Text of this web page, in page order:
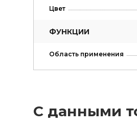
Цвет
ФУНКЦИИ
Область применения
С данными